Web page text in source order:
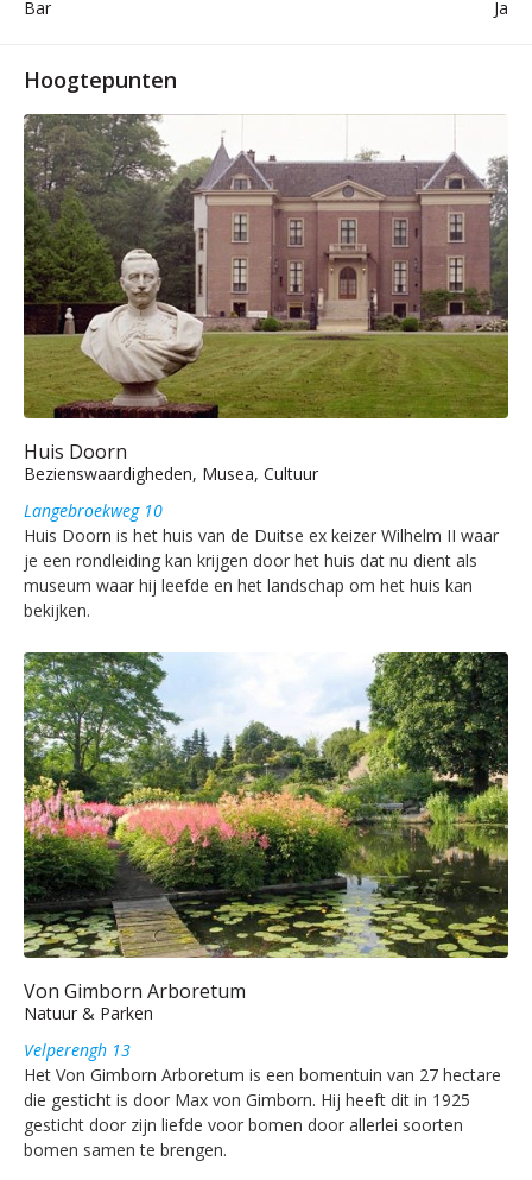
Bar
Ja
Hoogtepunten
Huis Doorn
Bezienswaardigheden, Musea, Cultuur
Langebroekweg 10
Huis Doorn is het huis van de Duitse ex keizer Wilhelm II waar
je een rondleiding kan krijgen door het huis dat nu dient als
museum waar hij leefde en het landschap om het huis kan
bekijken.
Von Gimborn Arboretum
Natuur & Parken
Velperengh 13
Het Von Gimborn Arboretum is een bomentuin van 27 hectare
die gesticht is door Max von Gimborn. Hij heeft dit in 1925
gesticht door zijn liefde voor bomen door allerlei soorten
bomen samen te brengen.